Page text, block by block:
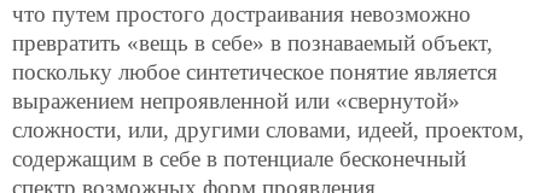
что путем простого достраивания невозможно
превратить «вещь в себе» в познаваемый объект,
поскольку любое синтетическое понятие является
выражением непроявленной или «свернутой»
сложности, или, другими словами, идеей, проектом,
содержащим в себе в потенциале бесконечный